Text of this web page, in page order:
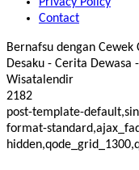
Contact
Bernafsu dengan Cewek
Desaku - Cerita Dewasa
Wisatalendir
2182
post-template-
format-